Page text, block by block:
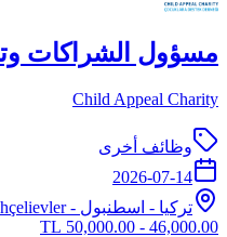
مسؤول الشراكات
Child Appeal Charity
وظائف أخرى
2026-07-14
تركيا - اسطنبول - Bahçelievler
46,000.00 - 50,000.00 TL